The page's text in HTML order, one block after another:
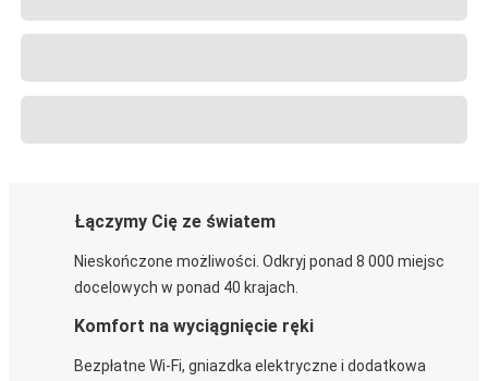
Łączymy Cię ze światem
Nieskończone możliwości. Odkryj ponad 8 000 miejsc
docelowych w ponad 40 krajach.
Komfort na wyciągnięcie ręki
Bezpłatne Wi-Fi, gniazdka elektryczne i dodatkowa